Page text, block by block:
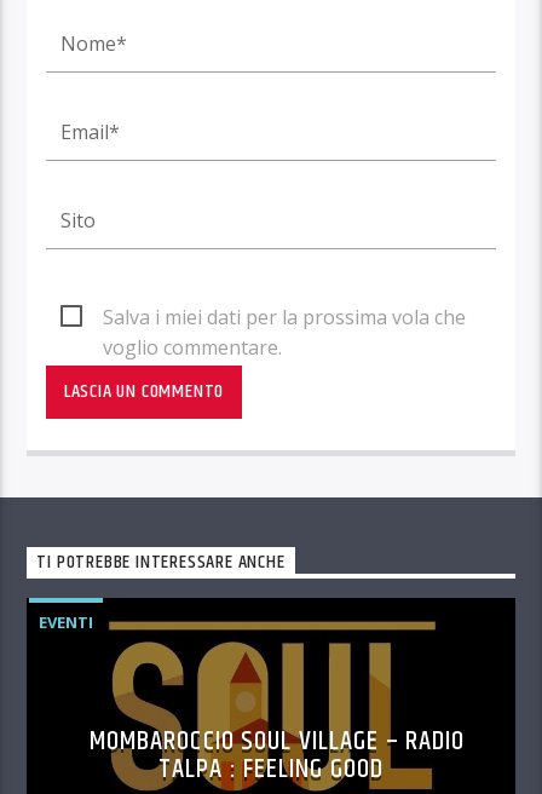
Salva i miei dati per la prossima vola che
voglio commentare.
TI POTREBBE INTERESSARE ANCHE
EVENTI
MOMBAROCCIO SOUL VILLAGE – RADIO
TALPA : FEELING GOOD